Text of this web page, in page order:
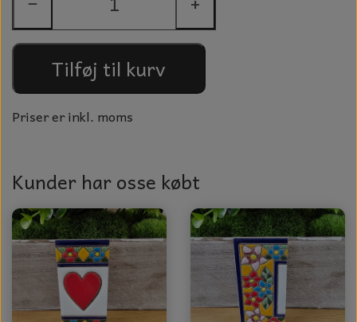
GLAS KUGLER
GLAS KRYSTALLER OG ORNAMENTER
TIL BOLIG
KERAMIK BLOMSTER
MAD OG HYGGE
LAMPESKÆRME TIL VINGLAS
HAMAM HÅNDKLÆDER
KERAMIK HUSNUMRE
HAVE PYNT
Tilføj til kurv
Priser er inkl. moms
Kunder har osse købt